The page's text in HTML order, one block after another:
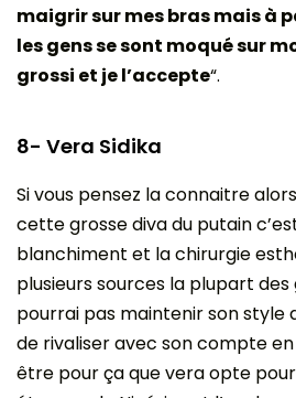
maigrir sur mes bras mais à
les gens se sont moqué sur
grossi et je l’accepte“.
8- Vera Sidika
Si vous pensez la connaitre
cette grosse diva du putain
blanchiment et la chirurgie
plusieurs sources la plupart des
pourrai pas maintenir son style
de rivaliser avec son compte
être pour ça que vera opte pour